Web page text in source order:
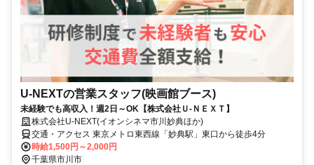
U-NEXTの営業スタッフ(映画館ブース)
未経験でも高収入！週2日～OK【株式会社Ｕ-ＮＥＸＴ】
株式会社U-NEXT(イオンシネマ市川妙典ほか)
交通・アクセス 東京メトロ東西線「妙典駅」東口から徒歩4分
時給1,500円～2,000円
千葉県市川市